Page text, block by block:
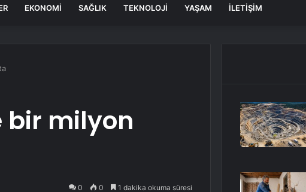
EKONOMI SAĞLIK TEKNOLOJI YAŞAM İLETIŞIM
bir milyon
0 0 1 dakika okuma süresi